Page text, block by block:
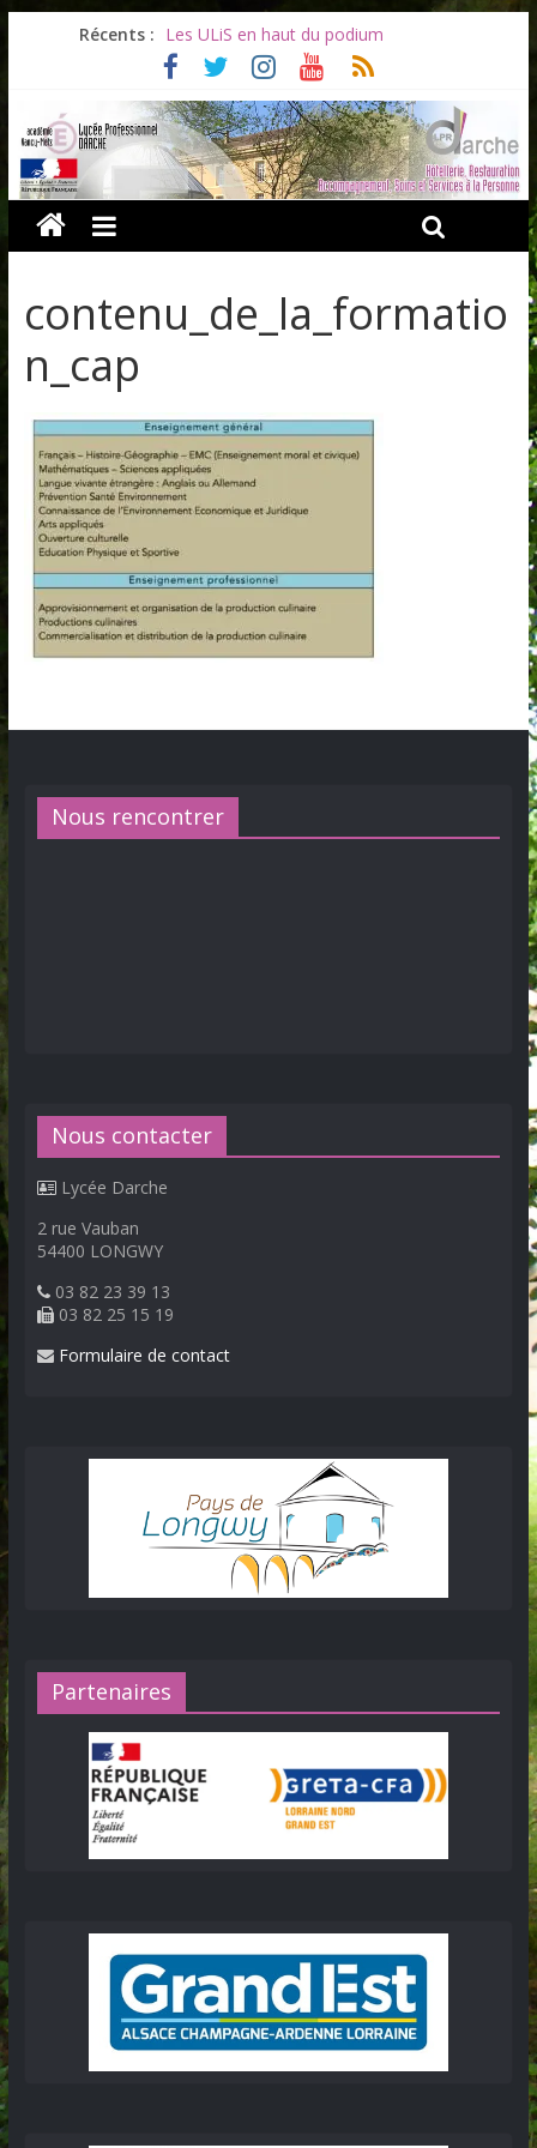
Récents : Les ULiS en haut du podium
Océane et la promotion du bénévolat
Bonnes vacances à tous !
Infos rentrée septembre 2026
Soirée d’adieux au Lycée Darche
contenu_de_la_formatio
n_cap
Nous rencontrer
Nous contacter
Lycée Darche
2 rue Vauban
54400 LONGWY
03 82 23 39 13
03 82 25 15 19
Formulaire de contact
Partenaires